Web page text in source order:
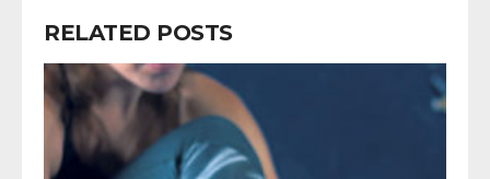
RELATED POSTS